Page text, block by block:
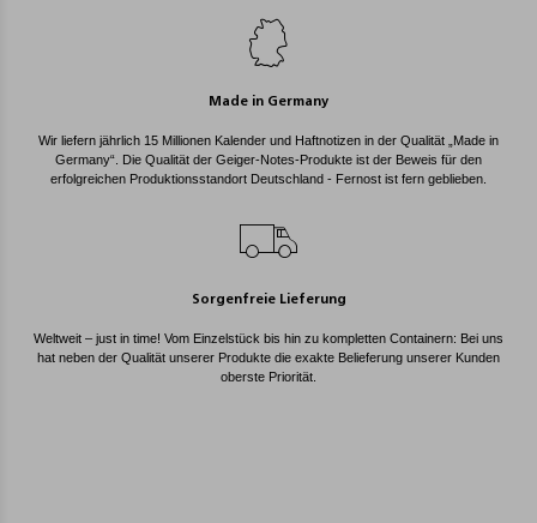
Made in Germany
Wir liefern jährlich 15 Millionen Kalender und Haftnotizen in der Qualität „Made in
Germany“. Die Qualität der Geiger-Notes-Produkte ist der Beweis für den
erfolgreichen Produktionsstandort Deutschland - Fernost ist fern geblieben.
Sorgenfreie Lieferung
Weltweit – just in time! Vom Einzelstück bis hin zu kompletten Containern: Bei uns
hat neben der Qualität unserer Produkte die exakte Belieferung unserer Kunden
oberste Priorität.